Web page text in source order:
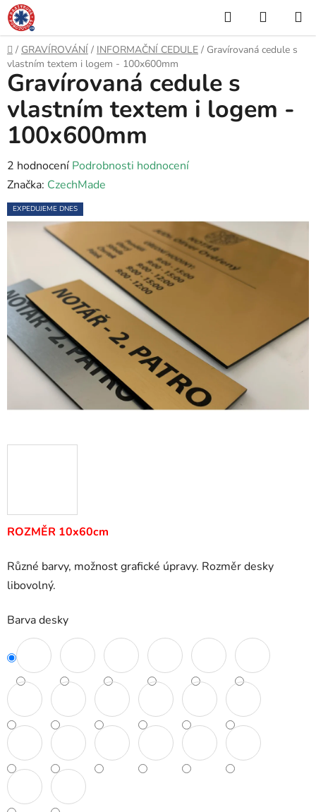
Přejít
na
obsah
Hledat
KOŠÍK
Domů
/ GRAVÍROVÁNÍ / INFORMAČNÍ CEDULE / Gravírovaná cedule s
vlastním textem i logem - 100x600mm
ROZMĚR 10x60cm
Různé barvy, možnost grafické úpravy. Rozměr desky
libovolný.
Barva desky
Gravírovaná cedule s
vlastním textem i logem -
100x600mm
Průměrné
hodnocení
produktu
je
hvězdiček.
2 hodnocení Podrobnosti hodnocení
Značka: CzechMade
EXPEDUJEME DNES